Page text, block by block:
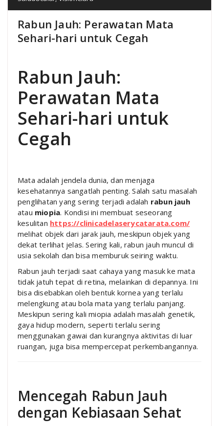
Rabun Jauh: Perawatan Mata
Sehari-hari untuk Cegah
Rabun Jauh:
Perawatan Mata
Sehari-hari untuk
Cegah
Mata adalah jendela dunia, dan menjaga
kesehatannya sangatlah penting. Salah satu masalah
penglihatan yang sering terjadi adalah rabun jauh
atau miopia. Kondisi ini membuat seseorang
kesulitan https://clinicadelaserycatarata.com/
melihat objek dari jarak jauh, meskipun objek yang
dekat terlihat jelas. Sering kali, rabun jauh muncul di
usia sekolah dan bisa memburuk seiring waktu.
Rabun jauh terjadi saat cahaya yang masuk ke mata
tidak jatuh tepat di retina, melainkan di depannya. Ini
bisa disebabkan oleh bentuk kornea yang terlalu
melengkung atau bola mata yang terlalu panjang.
Meskipun sering kali miopia adalah masalah genetik,
gaya hidup modern, seperti terlalu sering
menggunakan gawai dan kurangnya aktivitas di luar
ruangan, juga bisa mempercepat perkembangannya.
Mencegah Rabun Jauh
dengan Kebiasaan Sehat